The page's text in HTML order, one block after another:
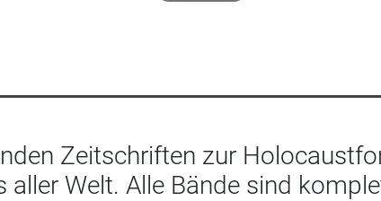
Zeitschriften zur
aller Welt. Alle Bände sind